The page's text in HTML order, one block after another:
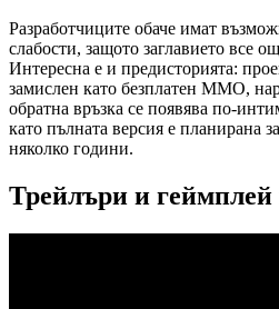
Разработчиците обаче имат
слабости, защото заглавието все
Интересна е и предисторията:
замислен като безплатен MMO,
обратна връзка се появява по-
като пълната версия е планирана
няколко години.
Трейлъри и геймплей